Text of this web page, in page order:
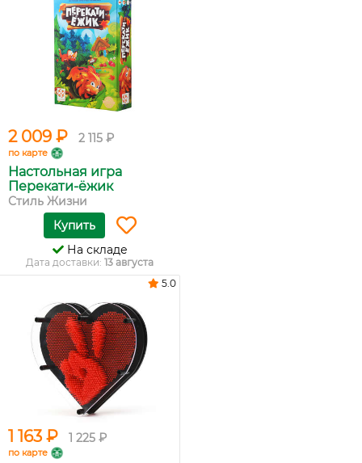
2 009 ₽ 2 115 ₽
по карте
Настольная игра
Перекати-ёжик
Стиль Жизни
Купить
На складе
Дата доставки: 13 августа
1 163 ₽ 1 225 ₽
по карте
5.0